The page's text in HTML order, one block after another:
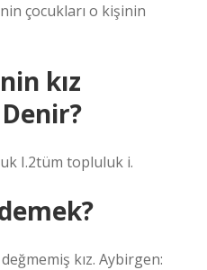
çocukları o kişinin
kız
I.2tüm topluluk i.
kız. Aybirgen: